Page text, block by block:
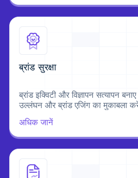
ब्रांड सुरक्षा
ब्रांड इक्विटी और विज्ञापन सत्यापन
उल्लंघन और ब्रांड एजिंग का मुकाबला
अधिक जानें